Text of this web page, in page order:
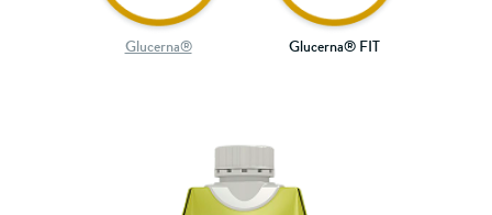
Glucerna® Glucerna® FIT